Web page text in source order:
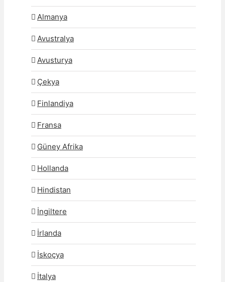
Almanya
Avustralya
Avusturya
Çekya
Finlandiya
Fransa
Güney Afrika
Hollanda
Hindistan
İngiltere
İrlanda
İskoçya
İtalya